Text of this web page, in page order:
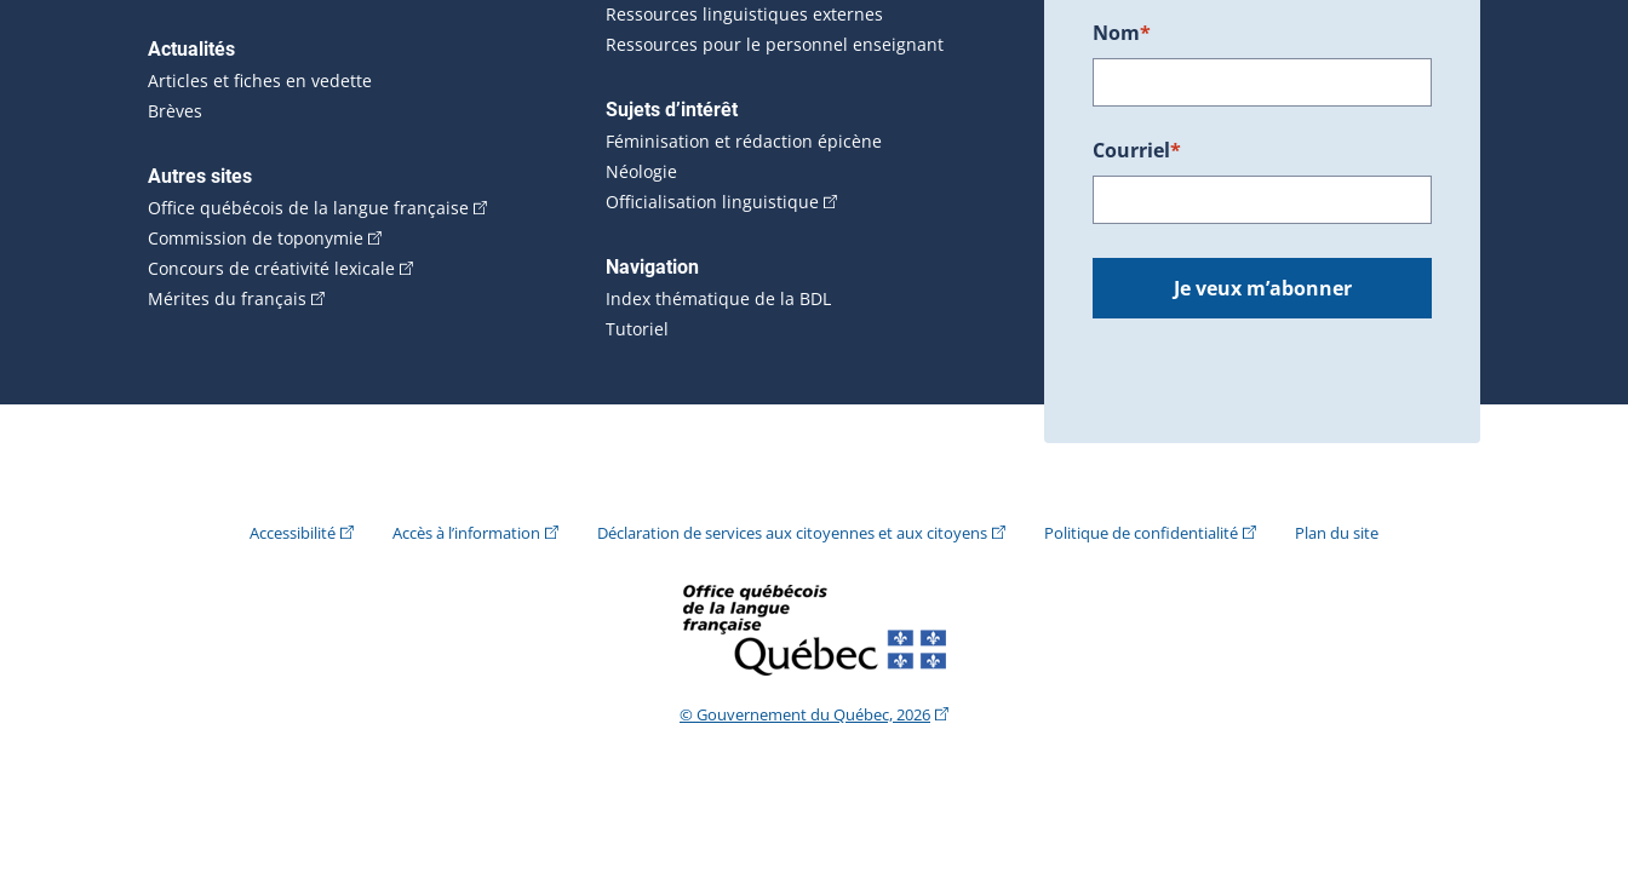
Actualités
Articles et fiches en vedette
Brèves
Autres sites
Office québécois de la langue française(Cet hyperlien externe s'ouvrira dans une nouvelle fenêtre.)
Commission de toponymie(Cet hyperlien externe s'ouvrira dans une nouvelle fenêtre.)
Concours de créativité lexicale(Cet hyperlien externe s'ouvrira dans une nouvelle fenêtre.)
Mérites du français (Cet hyperlien externe s'ouvrira dans une nouvelle fenêtre.)
Ressources linguistiques externes
Ressources pour le personnel enseignant
Sujets d’intérêt
Féminisation et rédaction épicène
Néologie
Officialisation linguistique(Cet hyperlien externe s'ouvrira dans une nouvelle fenêtre.)
Navigation
Index thématique de la BDL
Tutoriel
Nom*
Courriel*
Je veux m’abonner
Accessibilité(Cet hyperlien externe s'ouvrira dans une nouvelle fenêtre.)
Accès à l’information (Cet hyperlien externe s'ouvrira dans une nouvelle fenêtre.)
Déclaration de services aux citoyennes et aux citoyens(Cet hyperlien externe s'ouvrira dans une nouvelle fenêtre.)
Politique de confidentialité(Cet hyperlien externe s'ouvrira dans une nouvelle
Plan du site
© Gouvernement du Québec, 2026(Cet hyperlien externe s'ouvrira dans une nouvelle fenêtre.)